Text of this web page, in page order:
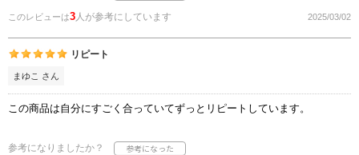
このレビューは3人が参考にしています 2025/03/02
リピート
まゆこ さん
この商品は自分にすごく合っていてずっとリピートしています。
参考になりましたか？